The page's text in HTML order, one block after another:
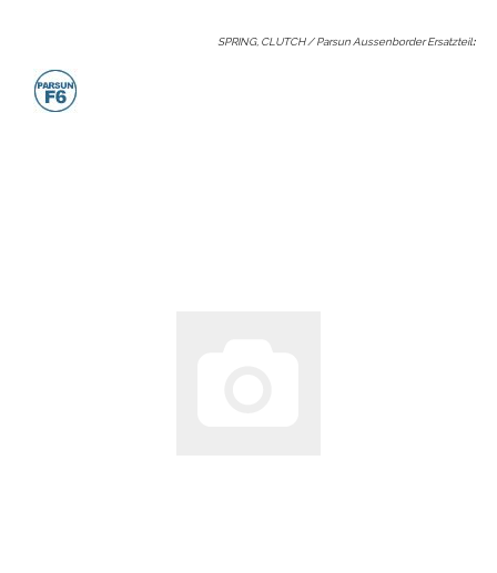
SPRING, CLUTCH / Parsun Aussenborder Ersatzteil: